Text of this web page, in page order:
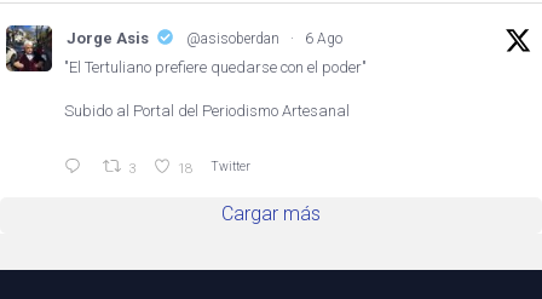
Jorge Asis @asisoberdan · 6 Ago
"El Tertuliano prefiere quedarse con el poder"
Subido al Portal del Periodismo Artesanal
3 18 Twitter
Cargar más